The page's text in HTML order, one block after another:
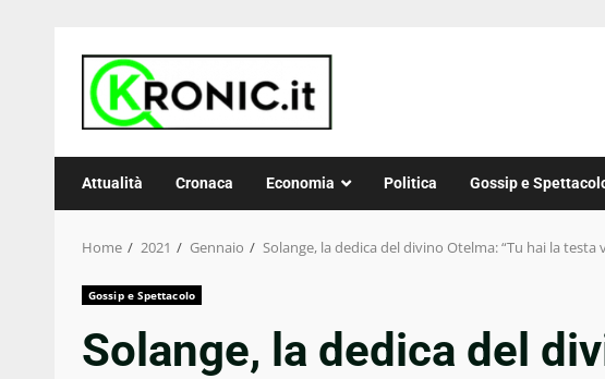
content
Attualità Cronaca Economia Politica Gossip e
Home 2021 Gennaio Solange, la dedica del divino Otelma: “Tu hai la testa
Gossip e Spettacolo
Solange, la dedica del